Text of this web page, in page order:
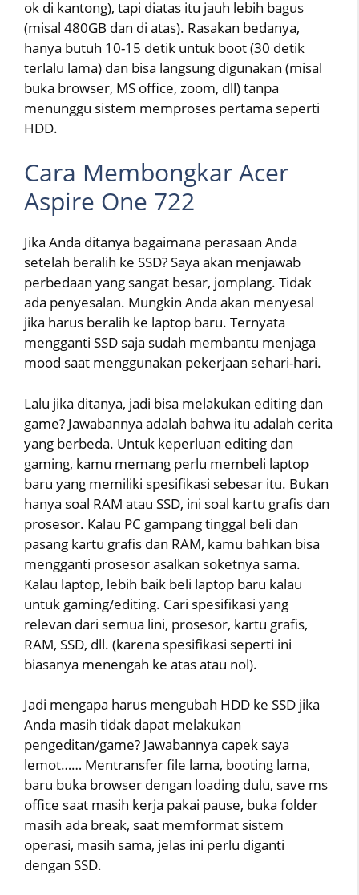
ok di kantong), tapi diatas itu jauh lebih bagus
(misal 480GB dan di atas). Rasakan bedanya,
hanya butuh 10-15 detik untuk boot (30 detik
terlalu lama) dan bisa langsung digunakan (misal
buka browser, MS office, zoom, dll) tanpa
menunggu sistem memproses pertama seperti
HDD.
Cara Membongkar Acer
Aspire One 722
Jika Anda ditanya bagaimana perasaan Anda
setelah beralih ke SSD? Saya akan menjawab
perbedaan yang sangat besar, jomplang. Tidak
ada penyesalan. Mungkin Anda akan menyesal
jika harus beralih ke laptop baru. Ternyata
mengganti SSD saja sudah membantu menjaga
mood saat menggunakan pekerjaan sehari-hari.
Lalu jika ditanya, jadi bisa melakukan editing dan
game? Jawabannya adalah bahwa itu adalah cerita
yang berbeda. Untuk keperluan editing dan
gaming, kamu memang perlu membeli laptop
baru yang memiliki spesifikasi sebesar itu. Bukan
hanya soal RAM atau SSD, ini soal kartu grafis dan
prosesor. Kalau PC gampang tinggal beli dan
pasang kartu grafis dan RAM, kamu bahkan bisa
mengganti prosesor asalkan soketnya sama.
Kalau laptop, lebih baik beli laptop baru kalau
untuk gaming/editing. Cari spesifikasi yang
relevan dari semua lini, prosesor, kartu grafis,
RAM, SSD, dll. (karena spesifikasi seperti ini
biasanya menengah ke atas atau nol).
Jadi mengapa harus mengubah HDD ke SSD jika
Anda masih tidak dapat melakukan
pengeditan/game? Jawabannya capek saya
lemot…… Mentransfer file lama, booting lama,
baru buka browser dengan loading dulu, save ms
office saat masih kerja pakai pause, buka folder
masih ada break, saat memformat sistem
operasi, masih sama, jelas ini perlu diganti
dengan SSD.